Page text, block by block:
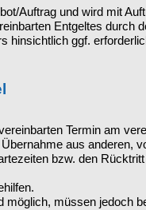
Auftrag und wird mit
Entgeltes durch
hinsichtlich ggf.
Termin am
aus anderen,
bzw. den
müssen jedoch